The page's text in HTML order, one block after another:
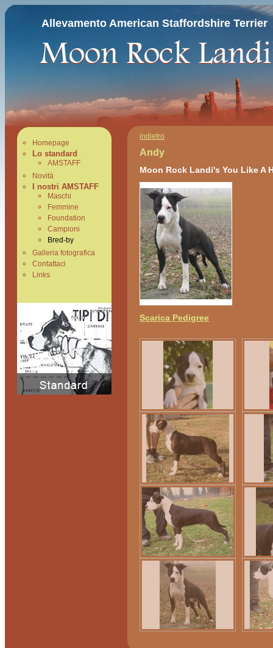
Allevamento American Staffordshire Terrier
Homepage
Lo standard
AMSTAFF
Novità
I nostri AMSTAFF
Maschi
Femmine
Foundation
Campioni
Bred-by
Galleria fotografica
Contattaci
Links
indietro
Andy
Moon Rock Landi's You Like A
Scarica Pedigree